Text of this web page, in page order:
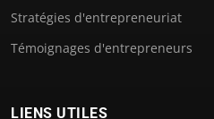
Stratégies d'entrepreneuriat
Témoignages d'entrepreneurs
LIENS UTILES